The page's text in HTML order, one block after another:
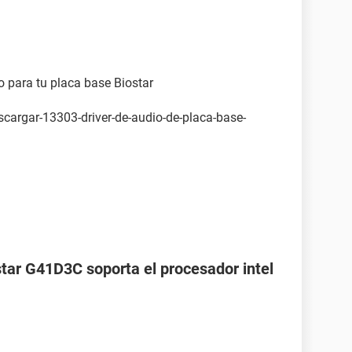
(LPT1)
Audio Controller
7200 RPM, Ultra-ATA/133)
Device
Device
Device
Device
para tu placa base Biostar
13303-driver-de-audio-de-placa-base-
G41D3C soporta el procesador intel